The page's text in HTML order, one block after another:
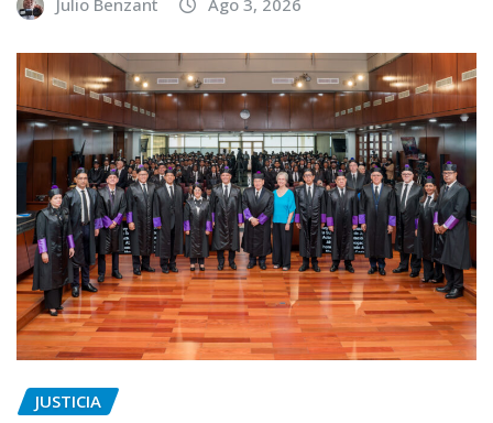
Julio Benzant Ago 3, 2026
JUSTICIA